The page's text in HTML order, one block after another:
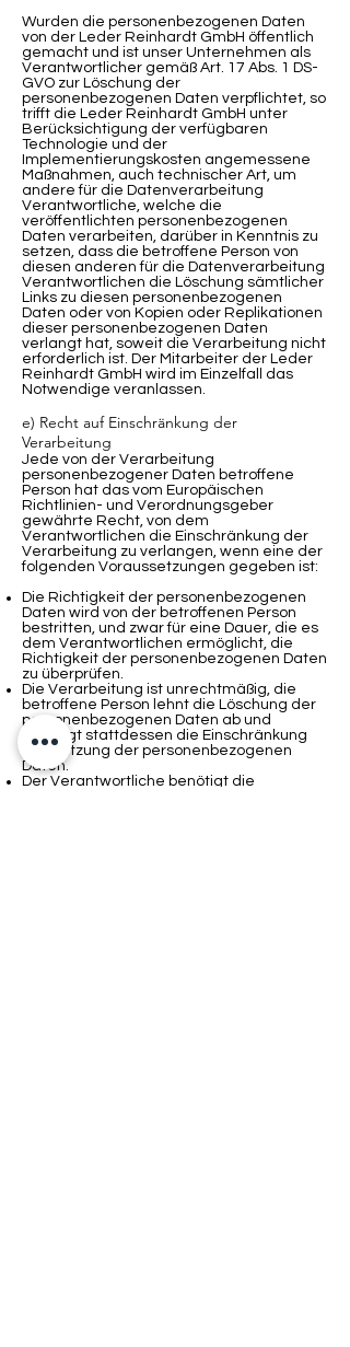
Wurden die personenbezogenen Daten
von der Leder Reinhardt GmbH öffentlich
gemacht und ist unser Unternehmen als
Verantwortlicher gemäß Art. 17 Abs. 1 DS-
GVO zur Löschung der
personenbezogenen Daten verpflichtet, so
trifft die Leder Reinhardt GmbH unter
Berücksichtigung der verfügbaren
Technologie und der
Implementierungskosten angemessene
Maßnahmen, auch technischer Art, um
andere für die Datenverarbeitung
Verantwortliche, welche die
veröffentlichten personenbezogenen
Daten verarbeiten, darüber in Kenntnis zu
setzen, dass die betroffene Person von
diesen anderen für die Datenverarbeitung
Verantwortlichen die Löschung sämtlicher
Links zu diesen personenbezogenen
Daten oder von Kopien oder Replikationen
dieser personenbezogenen Daten
verlangt hat, soweit die Verarbeitung nicht
erforderlich ist. Der Mitarbeiter der Leder
Reinhardt GmbH wird im Einzelfall das
Notwendige veranlassen.
e) Recht auf Einschränkung der
Verarbeitung
Jede von der Verarbeitung
personenbezogener Daten betroffene
Person hat das vom Europäischen
Richtlinien- und Verordnungsgeber
gewährte Recht, von dem
Verantwortlichen die Einschränkung der
Verarbeitung zu verlangen, wenn eine der
folgenden Voraussetzungen gegeben ist:
Die Richtigkeit der personenbezogenen
Daten wird von der betroffenen Person
bestritten, und zwar für eine Dauer, die es
dem Verantwortlichen ermöglicht, die
Richtigkeit der personenbezogenen Daten
zu überprüfen.
Die Verarbeitung ist unrechtmäßig, die
betroffene Person lehnt die Löschung der
personenbezogenen Daten ab und
verlangt stattdessen die Einschränkung
der Nutzung der personenbezogenen
Daten.
Der Verantwortliche benötigt die